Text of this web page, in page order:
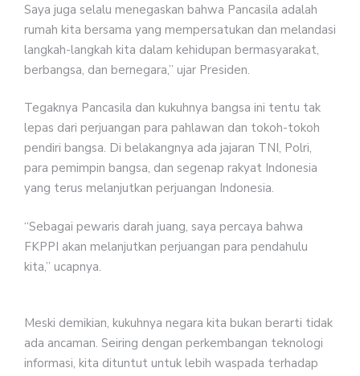
Saya juga selalu menegaskan bahwa Pancasila adalah
rumah kita bersama yang mempersatukan dan melandasi
langkah-langkah kita dalam kehidupan bermasyarakat,
berbangsa, dan bernegara,” ujar Presiden.
Tegaknya Pancasila dan kukuhnya bangsa ini tentu tak
lepas dari perjuangan para pahlawan dan tokoh-tokoh
pendiri bangsa. Di belakangnya ada jajaran TNI, Polri,
para pemimpin bangsa, dan segenap rakyat Indonesia
yang terus melanjutkan perjuangan Indonesia.
“Sebagai pewaris darah juang, saya percaya bahwa
FKPPI akan melanjutkan perjuangan para pendahulu
kita,” ucapnya.
Meski demikian, kukuhnya negara kita bukan berarti tidak
ada ancaman. Seiring dengan perkembangan teknologi
informasi, kita dituntut untuk lebih waspada terhadap